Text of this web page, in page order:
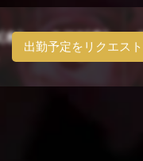
出勤予定をリクエスト